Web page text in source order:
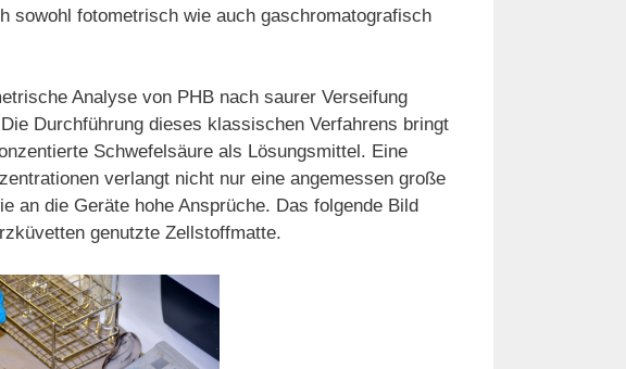
sowohl fotometrisch wie auch gaschromatografisch
Analyse von PHB nach saurer Verseifung
Durchführung dieses klassischen Verfahrens bringt
Schwefelsäure als Lösungsmittel. Eine
verlangt nicht nur eine angemessen große
an die Geräte hohe Ansprüche. Das folgende Bild
genutzte Zellstoffmatte.